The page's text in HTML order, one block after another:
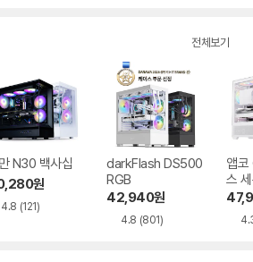
전체보기
N30 백사십
원
4.8 (121)
darkFlash DS500
RGB
42,940원
4.8 (801)
앱코
스